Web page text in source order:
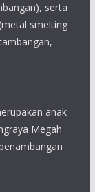
serta
smelting
(TRUST)
dari kelompok
Tbk (ITM)
profesional